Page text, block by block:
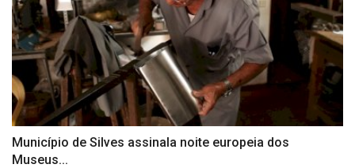
Município de Silves assinala noite europeia dos
Museus...